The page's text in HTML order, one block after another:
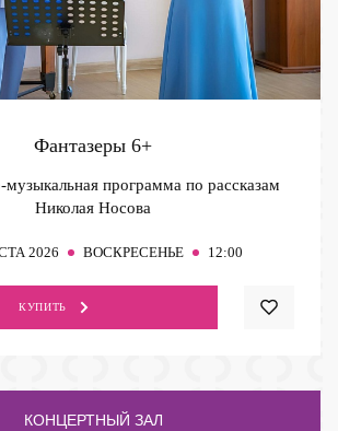
Фантазеры 6+
программа по рассказам
Николая Носова
2026 ВОСКРЕСЕНЬЕ 12:00
КУПИТЬ
КОНЦЕРТНЫЙ ЗАЛ